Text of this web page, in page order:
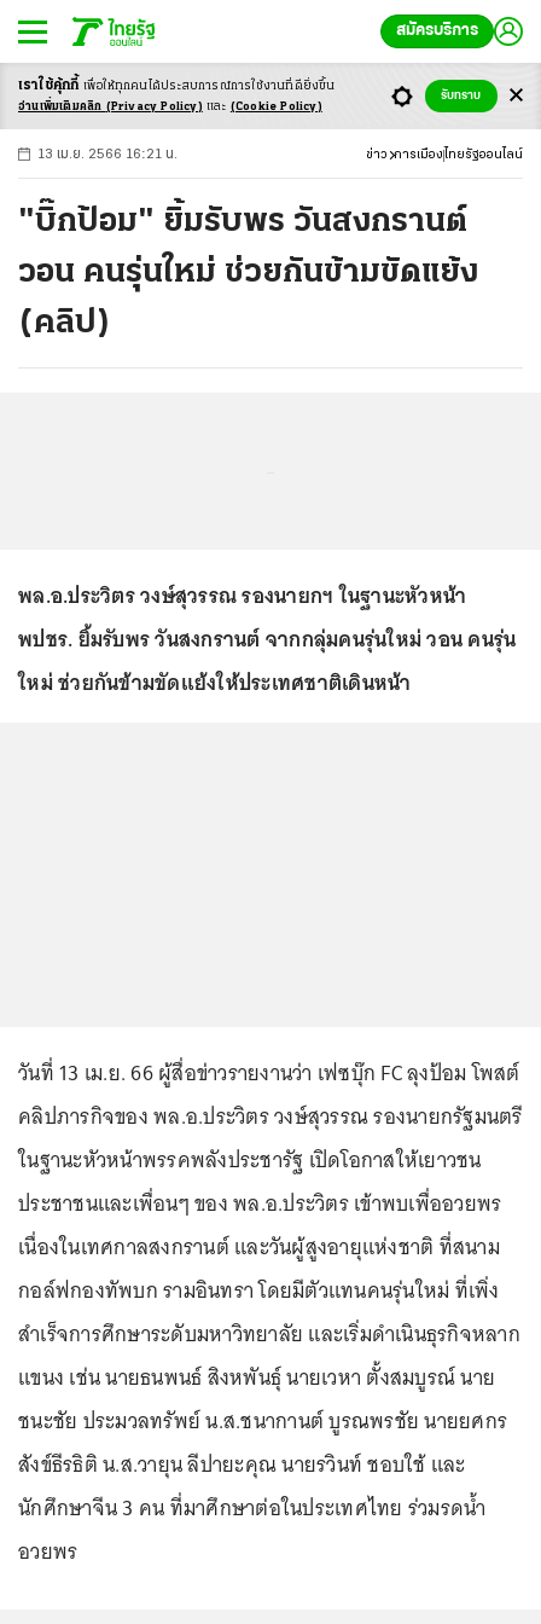
สมัครบริการ
-ก ก ก+
13 เม.ย. 2566 16:21 น. ข่าว การเมือง ไทยรัฐออนไลน์
"บิ๊กป้อม" ยิ้มรับพร วันสงกรานต์
วอน คนรุ่นใหม่ ช่วยกันข้ามขัดแย้ง
(คลิป)
พล.อ.ประวิตร วงษ์สุวรรณ รองนายกฯ ในฐานะหัวหน้า
พปชร. ยิ้มรับพร วันสงกรานต์ จากกลุ่มคนรุ่นใหม่ วอน คนรุ่น
ใหม่ ช่วยกันข้ามขัดแย้งให้ประเทศชาติเดินหน้า
วันที่ 13 เม.ย. 66 ผู้สื่อข่าวรายงานว่า เฟซบุ๊ก FC ลุงป้อม โพสต์
คลิปภารกิจของ พล.อ.ประวิตร วงษ์สุวรรณ รองนายกรัฐมนตรี
ในฐานะหัวหน้าพรรคพลังประชารัฐ เปิดโอกาสให้เยาวชน
ประชาชนและเพื่อนๆ ของ พล.อ.ประวิตร เข้าพบเพื่ออวยพร
เนื่องในเทศกาลสงกรานต์ และวันผู้สูงอายุแห่งชาติ ที่สนาม
กอล์ฟกองทัพบก รามอินทรา โดยมีตัวแทนคนรุ่นใหม่ ที่เพิ่ง
สำเร็จการศึกษาระดับมหาวิทยาลัย และเริ่มดำเนินธุรกิจหลาก
แขนง เช่น นายธนพนธ์ สิงหพันธุ์ นายเวหา ตั้งสมบูรณ์ นาย
ชนะชัย ประมวลทรัพย์ น.ส.ชนากานต์ บูรณพรชัย นายยศกร
สังข์ธีรธิติ น.ส.วายุน ลีปายะคุณ นายรวินท์ ชอบใช้ และ
นักศึกษาจีน 3 คน ที่มาศึกษาต่อในประเทศไทย ร่วมรดน้ำ
อวยพร
เราใช้คุ้กกี้ เพื่อให้ทุกคนได้ประสบการณ์การใช้งานที่ดียิ่งขึ้น
อ่านเพิ่มเติมคลิก (Privacy Policy) และ (Cookie Policy)
รับทราบ